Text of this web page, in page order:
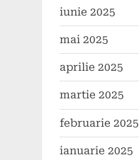
iunie 2025
mai 2025
aprilie 2025
martie 2025
februarie 2025
ianuarie 2025